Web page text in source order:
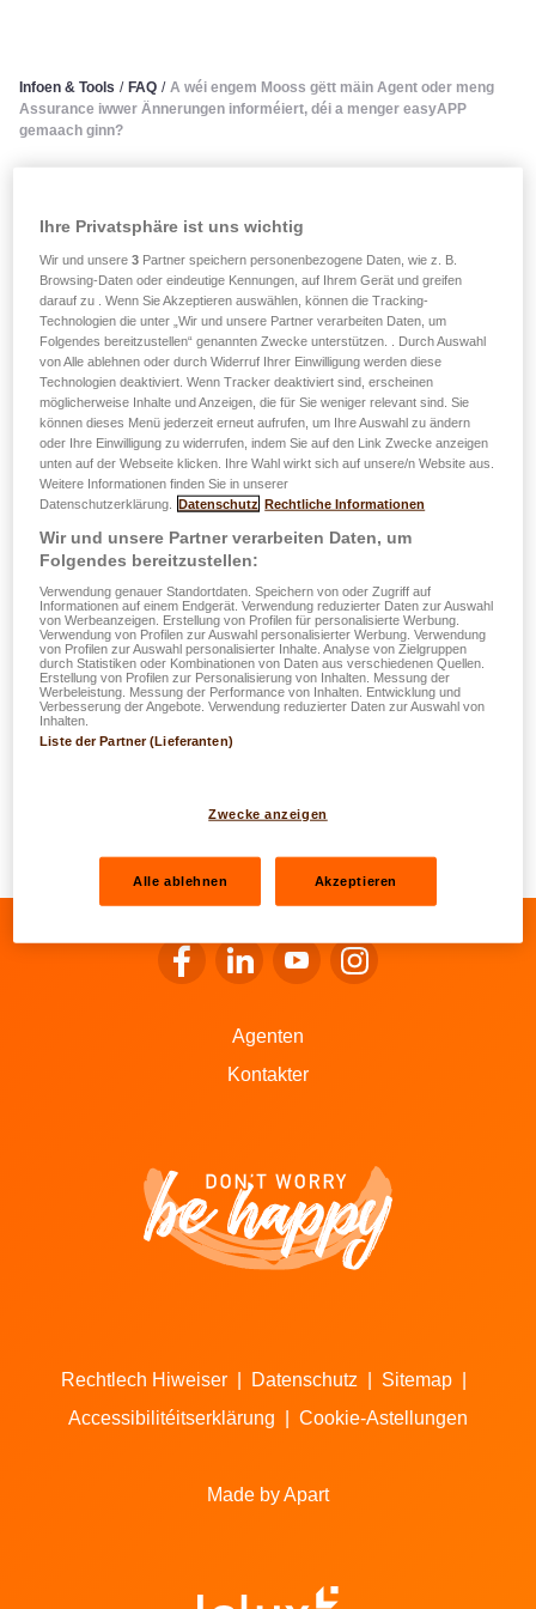
Infoen & Tools / FAQ / A wéi engem Mooss gëtt mäin Agent oder meng
Assurance iwwer Ännerungen informéiert, déi a menger easyAPP
gemaach ginn?
Agent oder meng Assurance
iwwer Ännerungen informéiert,
déi a menger easyAPP
gemaach ginn?
All Ännerungen an Demanden, déi iwwer LALUX
easyAPP gemaach ginn, ginn direkt un dat betraffent
Departement vum Grupp LALUX iwwerdroen. Wann et
sech ëm d'Meldung vu Schied handelt, gëtt Ären Agent
iwwer E-Mail informéiert, an hie validéiert Är Demande,
éier se u LALUX weidergeleet gëtt.
Ären Agent bleift awer Är Haaptkontaktpersoun, dofir ginn
Ännerungen, bei deene seng Erfarung wichteg ass, direkt
un hie weidergeleet.
net ëm eng Entitéit vum Grupp LALUX oder ee vun Äre
LALUX-Agenten handelt) weidergeleet ginn.
Op de Facebook vu LALUX goen
Op de LinkedIn vu LALUX goen
Op de YouTube vu LALUX
Op den Instagram vu
Agenten
Kontakter
Rechtlech Hiweiser Datenschutz Sitemap
Accessibilitéitserklärung
Cookie-Astellungen
Made by Apart
Ihre Privatsphäre ist uns wichtig
Wir und unsere3 Partner speichern personenbezogene Daten, wie z. B.
Browsing-Daten oder eindeutige Kennungen, auf Ihrem Gerät und greifen
darauf zu . Wenn Sie Akzeptieren auswählen, können die Tracking-
Technologien die unter „Wir und unsere Partner verarbeiten Daten, um
Folgendes bereitzustellen“ genannten Zwecke unterstützen. . Durch Auswahl
von Alle ablehnen oder durch Widerruf Ihrer Einwilligung werden diese
Technologien deaktiviert. Wenn Tracker deaktiviert sind, erscheinen
möglicherweise Inhalte und Anzeigen, die für Sie weniger relevant sind. Sie
können dieses Menü jederzeit erneut aufrufen, um Ihre Auswahl zu ändern
oder Ihre Einwilligung zu widerrufen, indem Sie auf den Link Zwecke anzeigen
unten auf der Webseite klicken. Ihre Wahl wirkt sich auf unsere/n Website aus.
Weitere Informationen finden Sie in unserer
Datenschutzerklärung.
Datenschutz Rechtliche Informationen
Wir und unsere Partner verarbeiten Daten, um
Folgendes bereitzustellen:
Verwendung genauer Standortdaten. Speichern von oder Zugriff auf
Informationen auf einem Endgerät. Verwendung reduzierter Daten zur Auswahl
von Werbeanzeigen. Erstellung von Profilen für personalisierte Werbung.
Verwendung von Profilen zur Auswahl personalisierter Werbung. Verwendung
von Profilen zur Auswahl personalisierter Inhalte. Analyse von Zielgruppen
durch Statistiken oder Kombinationen von Daten aus verschiedenen Quellen.
Erstellung von Profilen zur Personalisierung von Inhalten. Messung der
Werbeleistung. Messung der Performance von Inhalten. Entwicklung und
Verbesserung der Angebote. Verwendung reduzierter Daten zur Auswahl von
Inhalten.
Liste der Partner (Lieferanten)
Zwecke anzeigen
Alle ablehnen Akzeptieren